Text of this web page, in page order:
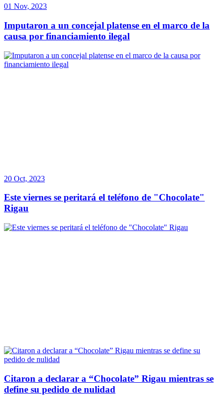
01 Nov, 2023
Imputaron a un concejal platense en el marco de la
causa por financiamiento ilegal
20 Oct, 2023
Este viernes se peritará el teléfono de "Chocolate"
Rigau
Citaron a declarar a “Chocolate” Rigau mientras se
define su pedido de nulidad